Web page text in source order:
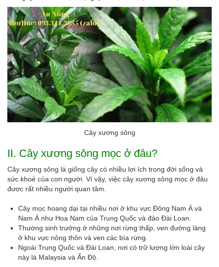
Cây xương sông
II. Cây xương sông mọc ở đâu?
Cây xương sông là giống cây có nhiều lợi ích trong đời sống và
sức khoẻ của con người. Vì vậy, việc cây xương sông mọc ở đâu
được rất nhiều người quan tâm.
Cây mọc hoang dại tại nhiều nơi ở khu vực Đông Nam Á và
Nam Á như Hoa Nam của Trung Quốc và đảo Đài Loan.
Thường sinh trưởng ở những nơi rừng thấp, ven đường làng
ở khu vực nông thôn và ven các bìa rừng.
Ngoài Trung Quốc và Đài Loan, nơi có trữ lượng lớn loài cây
này là Malaysia và Ấn Độ.